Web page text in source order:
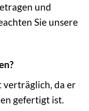
und
Sie unsere
verträglich, da er
gefertigt ist.